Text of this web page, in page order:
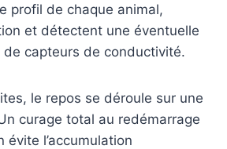
profil de chaque animal,
et détectent une éventuelle
de capteurs de conductivité.
le repos se déroule sur une
curage total au redémarrage
évite l’accumulation